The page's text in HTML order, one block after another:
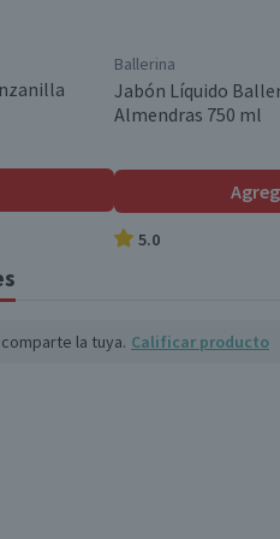
Ballerina
Jabón Líquido
Almendras 750 ml
5.0
la tuya. Calificar producto